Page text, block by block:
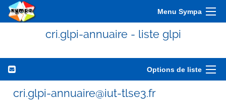
Menu Sympa
cri.glpi-annuaire - liste glpi
Options de liste
cri.glpi-annuaire@iut-tlse3.fr